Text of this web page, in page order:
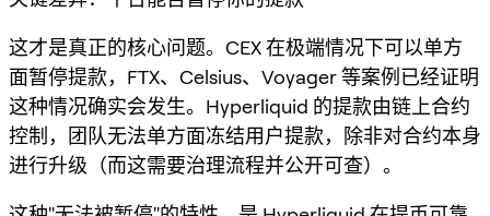
这才是真正的核心问题。CEX 在极端情况下可以单方
面暂停提款，FTX、Celsius、Voyager 等案例已经证明
这种情况确实会发生。Hyperliquid 的提款由链上合约
控制，团队无法单方面冻结用户提款，除非对合约本身
进行升级（而这需要治理流程并公开可查）。